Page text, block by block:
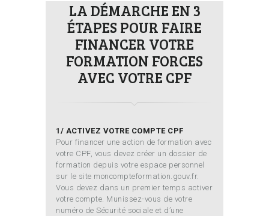
LA DÉMARCHE EN 3
ÉTAPES POUR FAIRE
FINANCER VOTRE
FORMATION FORCES
AVEC VOTRE CPF
1/ ACTIVEZ VOTRE COMPTE CPF
Pour financer une action de formation avec
votre CPF, vous devez créer un dossier de
formation depuis votre espace personnel
sur le site moncompteformation.gouv.fr.
Vous devez dans un premier temps activer
votre compte. Munissez-vous de votre
numéro de Sécurité sociale et d’une